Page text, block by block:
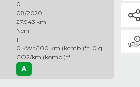
0
08/2020
27.943 km
Nein
1
0 kWh/100 km (komb.)**; 0 g
CO2/km (komb.)**
A
€